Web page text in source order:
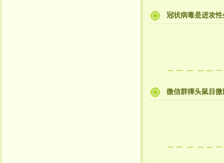
冠状病毒是进攻
微信群獐头鼠目